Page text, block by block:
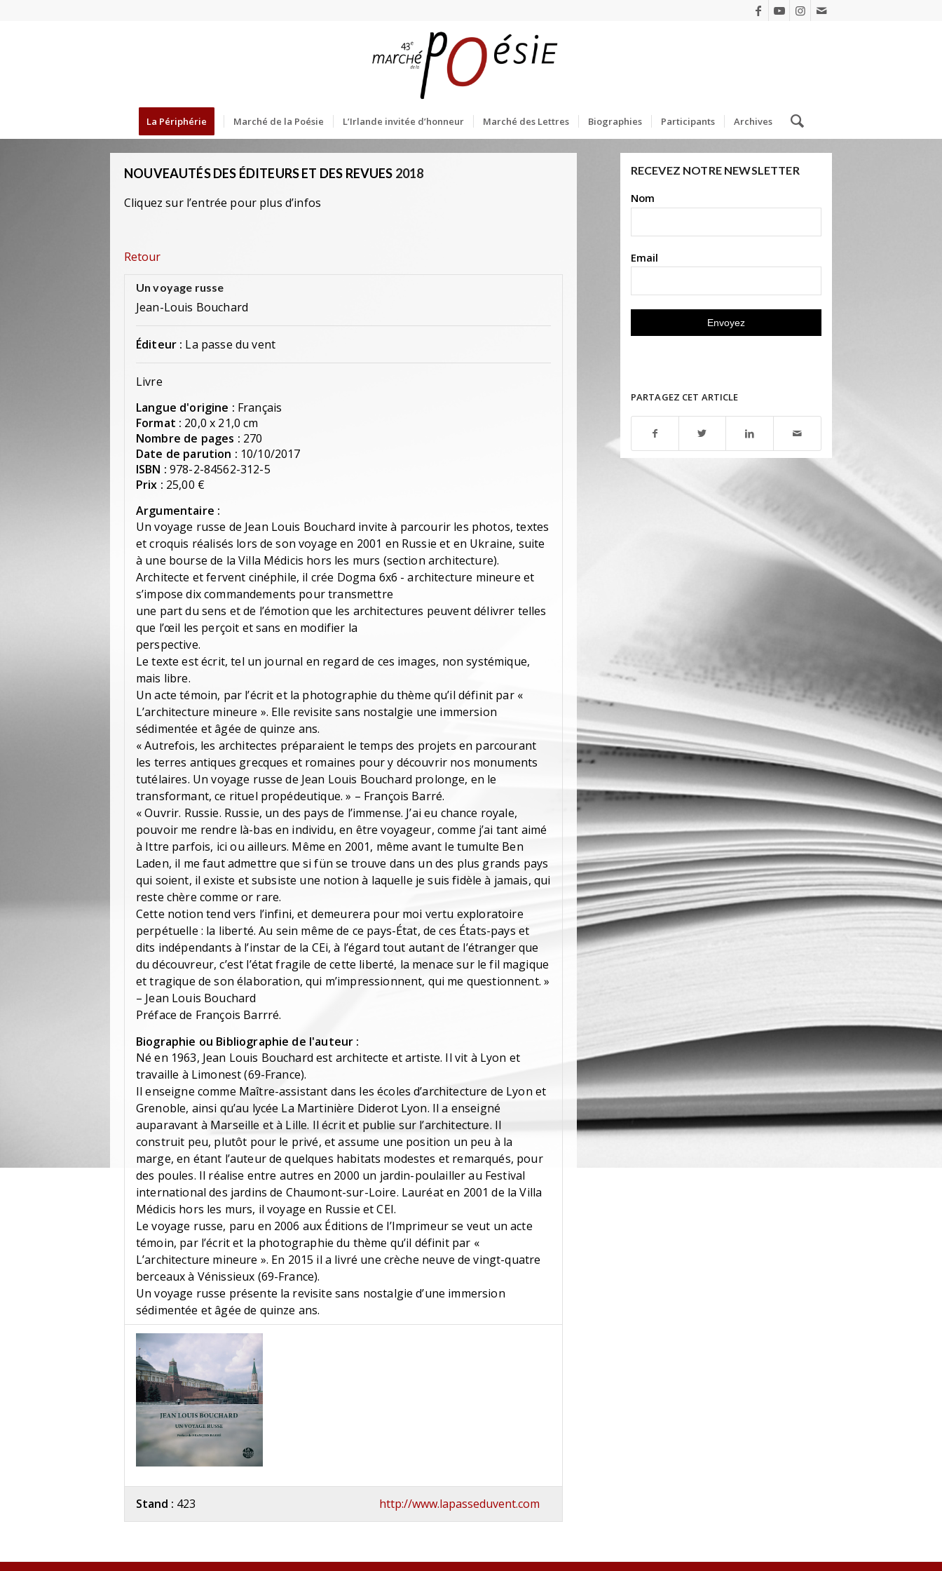
La Périphérie Marché de la Poésie L’Irlande invitée d’honneur Marché des Lettres Biographies Participants Archives
NOUVEAUTÉS DES ÉDITEURS ET DES REVUES 2018
Cliquez sur l’entrée pour plus d’infos
Retour
Un voyage russe
Jean-Louis Bouchard
Éditeur : La passe du vent
Livre
Langue d'origine : Français
Format : 20,0 x 21,0 cm
Nombre de pages : 270
Date de parution : 10/10/2017
ISBN : 978-2-84562-312-5
Prix : 25,00 €
Argumentaire :
Un voyage russe de Jean Louis Bouchard invite à parcourir les photos, textes
et croquis réalisés lors de son voyage en 2001 en Russie et en Ukraine, suite
à une bourse de la Villa Médicis hors les murs (section architecture).
Architecte et fervent cinéphile, il crée Dogma 6x6 - architecture mineure et
s’impose dix commandements pour transmettre
une part du sens et de l’émotion que les architectures peuvent délivrer telles
que l’œil les perçoit et sans en modifier la
perspective.
Le texte est écrit, tel un journal en regard de ces images, non systémique,
mais libre.
Un acte témoin, par l’écrit et la photographie du thème qu’il définit par «
L’architecture mineure ». Elle revisite sans nostalgie une immersion
sédimentée et âgée de quinze ans.
« Autrefois, les architectes préparaient le temps des projets en parcourant
les terres antiques grecques et romaines pour y découvrir nos monuments
tutélaires. Un voyage russe de Jean Louis Bouchard prolonge, en le
transformant, ce rituel propédeutique. » – François Barré.
« Ouvrir. Russie. Russie, un des pays de l’immense. J’ai eu chance royale,
pouvoir me rendre là-bas en individu, en être voyageur, comme j’ai tant aimé
à Ittre parfois, ici ou ailleurs. Même en 2001, même avant le tumulte Ben
Laden, il me faut admettre que si fün se trouve dans un des plus grands pays
qui soient, il existe et subsiste une notion à laquelle je suis fidèle à jamais, qui
reste chère comme or rare.
Cette notion tend vers l’infini, et demeurera pour moi vertu exploratoire
perpétuelle : la liberté. Au sein même de ce pays-État, de ces États-pays et
dits indépendants à l’instar de la CEi, à l’égard tout autant de l’étranger que
du découvreur, c’est l’état fragile de cette liberté, la menace sur le fil magique
et tragique de son élaboration, qui m’impressionnent, qui me questionnent. »
– Jean Louis Bouchard
Préface de François Barrré.
Biographie ou Bibliographie de l'auteur :
Né en 1963, Jean Louis Bouchard est architecte et artiste. Il vit à Lyon et
travaille à Limonest (69-France).
Il enseigne comme Maître-assistant dans les écoles d’architecture de Lyon et
Grenoble, ainsi qu’au lycée La Martinière Diderot Lyon. Il a enseigné
auparavant à Marseille et à Lille. Il écrit et publie sur l’architecture. Il
construit peu, plutôt pour le privé, et assume une position un peu à la
marge, en étant l’auteur de quelques habitats modestes et remarqués, pour
des poules. Il réalise entre autres en 2000 un jardin-poulailler au Festival
international des jardins de Chaumont-sur-Loire. Lauréat en 2001 de la Villa
Médicis hors les murs, il voyage en Russie et CEI.
Le voyage russe, paru en 2006 aux Éditions de l’Imprimeur se veut un acte
témoin, par l’écrit et la photographie du thème qu’il définit par «
L’architecture mineure ». En 2015 il a livré une crèche neuve de vingt-quatre
berceaux à Vénissieux (69-France).
Un voyage russe présente la revisite sans nostalgie d’une immersion
sédimentée et âgée de quinze ans.
Stand : 423 http://www.lapasseduvent.com
RECEVEZ NOTRE NEWSLETTER
Nom
Email
PARTAGEZ CET ARTICLE